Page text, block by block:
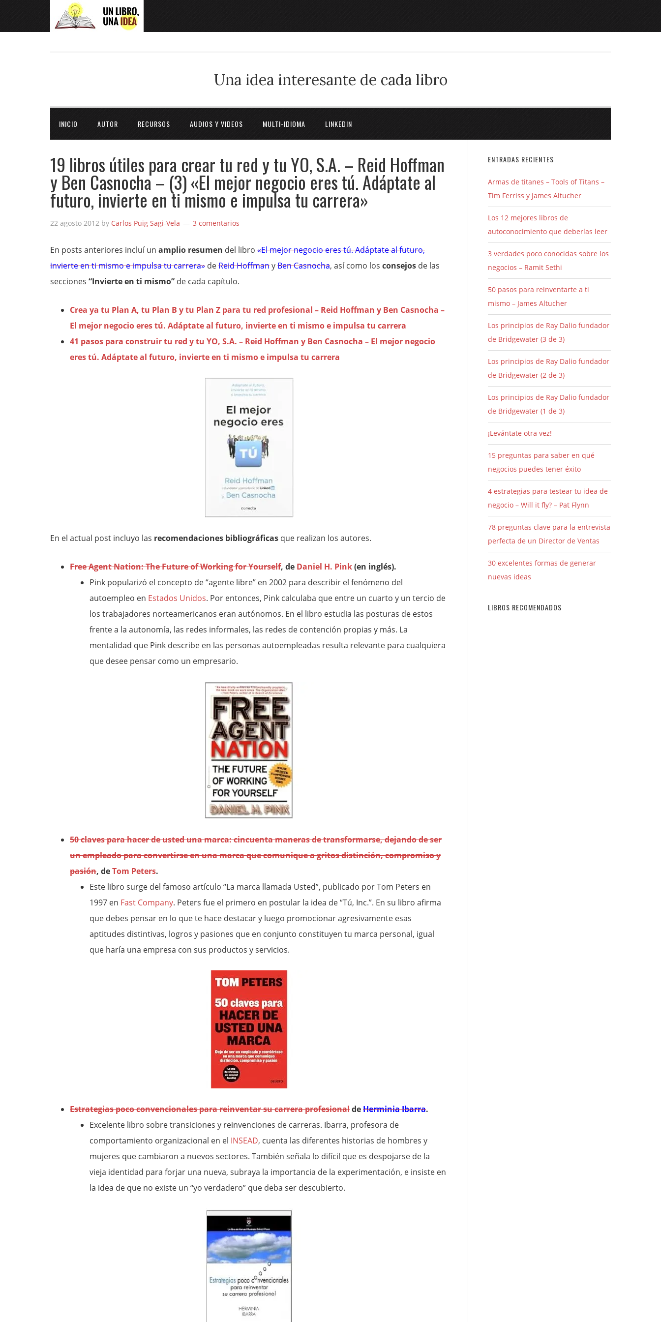
Una idea interesante de cada libro
INICIO AUTOR RECURSOS AUDIOS Y VIDEOS MULTI-IDIOMA LINKEDIN
19 libros útiles para crear tu red y tu YO, S.A. – Reid Hoffman
y Ben Casnocha – (3) «El mejor negocio eres tú. Adáptate al
futuro, invierte en ti mismo e impulsa tu carrera»
22 agosto 2012 by Carlos Puig Sagi-Vela 3 comentarios
En posts anteriores incluí un amplio resumen del libro «El mejor negocio eres tú. Adáptate al futuro,
invierte en ti mismo e impulsa tu carrera» deReid HoffmanyBen Casnocha, así como los consejos de las
secciones “Invierte en ti mismo” de cada capítulo.
Crea ya tu Plan A, tu Plan B y tu Plan Z para tu red profesional – Reid Hoffman y Ben Casnocha –
El mejor negocio eres tú. Adáptate al futuro, invierte en ti mismo e impulsa tu carrera
41 pasos para construir tu red y tu YO, S.A. – Reid Hoffman y Ben Casnocha – El mejor negocio
eres tú. Adáptate al futuro, invierte en ti mismo e impulsa tu carrera
En el actual post incluyo las recomendaciones bibliográficas que realizan los autores.
Free Agent Nation: The Future of Working for Yourself, de Daniel H. Pink(en inglés).
Pink popularizó el concepto de “agente libre” en 2002 para describir el fenómeno del
autoempleo en Estados Unidos. Por entonces, Pink calculaba que entre un cuarto y un tercio de
los trabajadores norteamericanos eran autónomos. En el libro estudia las posturas de estos
frente a la autonomía, las redes informales, las redes de contención propias y más. La
mentalidad que Pink describe en las personas autoempleadas resulta relevante para cualquiera
que desee pensar como un empresario.
50 claves para hacer de usted una marca: cincuenta maneras de transformarse, dejando de ser
un empleado para convertirse en una marca que comunique a gritos distinción, compromiso y
pasión, deTom Peters.
Este libro surge del famoso artículo “La marca llamada Usted”, publicado por Tom Peters en
1997 en Fast Company. Peters fue el primero en postular la idea de “Tú, Inc.”. En su libro afirma
que debes pensar en lo que te hace destacar y luego promocionar agresivamente esas
aptitudes distintivas, logros y pasiones que en conjunto constituyen tu marca personal, igual
que haría una empresa con sus productos y servicios.
Estrategias poco convencionales para reinventar su carrera profesionaldeHerminia Ibarra.
Excelente libro sobre transiciones y reinvenciones de carreras. Ibarra, profesora de
comportamiento organizacional en el INSEAD, cuenta las diferentes historias de hombres y
mujeres que cambiaron a nuevos sectores. También señala lo difícil que es despojarse de la
vieja identidad para forjar una nueva, subraya la importancia de la experimentación, e insiste en
la idea de que no existe un “yo verdadero” que deba ser descubierto.
ENTRADAS RECIENTES
Armas de titanes – Tools of Titans –
Tim Ferriss y James Altucher
Los 12 mejores libros de
autoconocimiento que deberías leer
3 verdades poco conocidas sobre los
negocios – Ramit Sethi
50 pasos para reinventarte a ti
mismo – James Altucher
Los principios de Ray Dalio fundador
de Bridgewater (3 de 3)
Los principios de Ray Dalio fundador
de Bridgewater (2 de 3)
Los principios de Ray Dalio fundador
de Bridgewater (1 de 3)
¡Levántate otra vez!
15 preguntas para saber en qué
negocios puedes tener éxito
4 estrategias para testear tu idea de
negocio – Will it fly? – Pat Flynn
78 preguntas clave para la entrevista
perfecta de un Director de Ventas
30 excelentes formas de generar
nuevas ideas
LIBROS RECOMENDADOS